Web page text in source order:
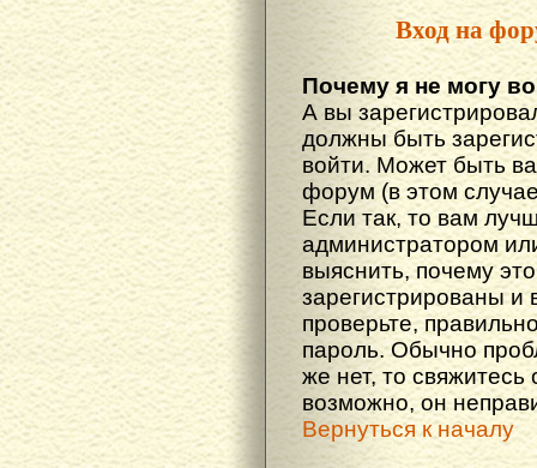
Вход на
Почему я не могу
А вы
должны быть
войти. Может быть
форум (в этом
Если так, то вам
администратором
выяснить, почему
зарегистрированы и
проверьте,
пароль. Обычно
же нет, то
возможно, он
Вернуться к началу